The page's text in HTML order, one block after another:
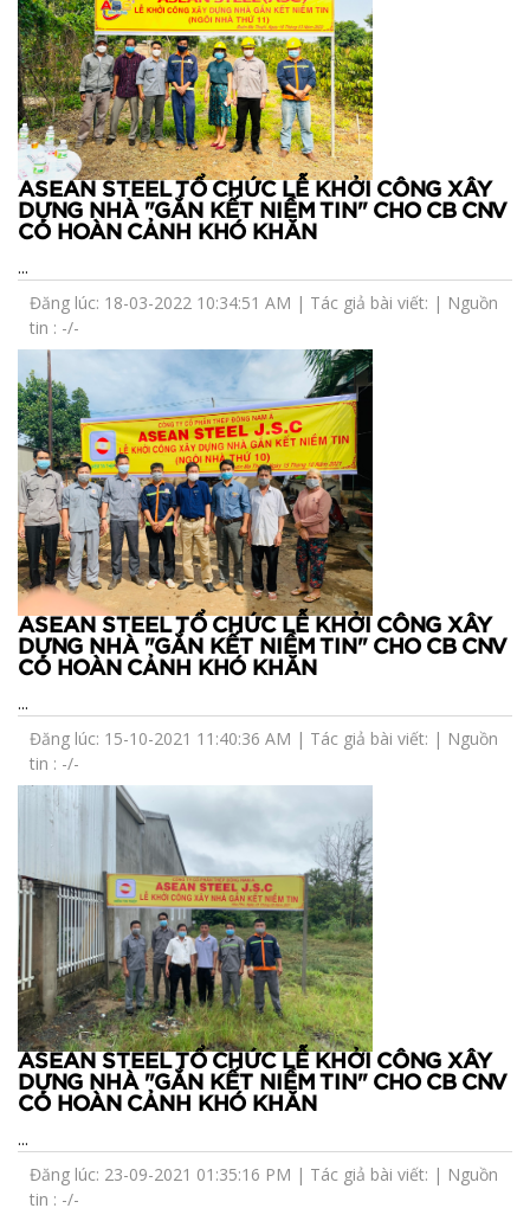
ASEAN STEEL TỔ CHỨC LỄ KHỞI CÔNG XÂY
DỰNG NHÀ "GẮN KẾT NIỀM TIN" CHO CB CNV
CÓ HOÀN CẢNH KHÓ KHĂN
...
Đăng lúc: 18-03-2022 10:34:51 AM | Tác giả bài viết: | Nguồn
tin : -/-
ASEAN STEEL TỔ CHỨC LỄ KHỞI CÔNG XÂY
DỰNG NHÀ "GẮN KẾT NIỀM TIN" CHO CB CNV
CÓ HOÀN CẢNH KHÓ KHĂN
...
Đăng lúc: 15-10-2021 11:40:36 AM | Tác giả bài viết: | Nguồn
tin : -/-
ASEAN STEEL TỔ CHỨC LỄ KHỞI CÔNG XÂY
DỰNG NHÀ "GẮN KẾT NIỀM TIN" CHO CB CNV
CÓ HOÀN CẢNH KHÓ KHĂN
...
Đăng lúc: 23-09-2021 01:35:16 PM | Tác giả bài viết: | Nguồn
tin : -/-